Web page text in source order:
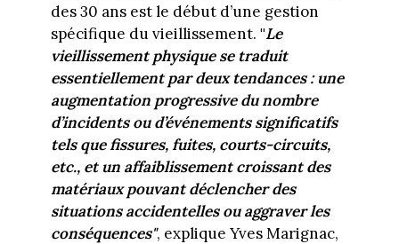
des 30 ans est le début d’une gestion
spécifique du vieillissement. "Le
vieillissement physique se traduit
essentiellement par deux tendances : une
augmentation progressive du nombre
d’incidents ou d’événements significatifs
tels que fissures, fuites, courts-circuits,
etc., et un affaiblissement croissant des
matériaux pouvant déclencher des
situations accidentelles ou aggraver les
conséquences", explique Yves Marignac,